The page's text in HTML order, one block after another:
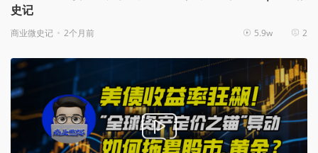
史记
商业微史记 2个月前 5.9w 2